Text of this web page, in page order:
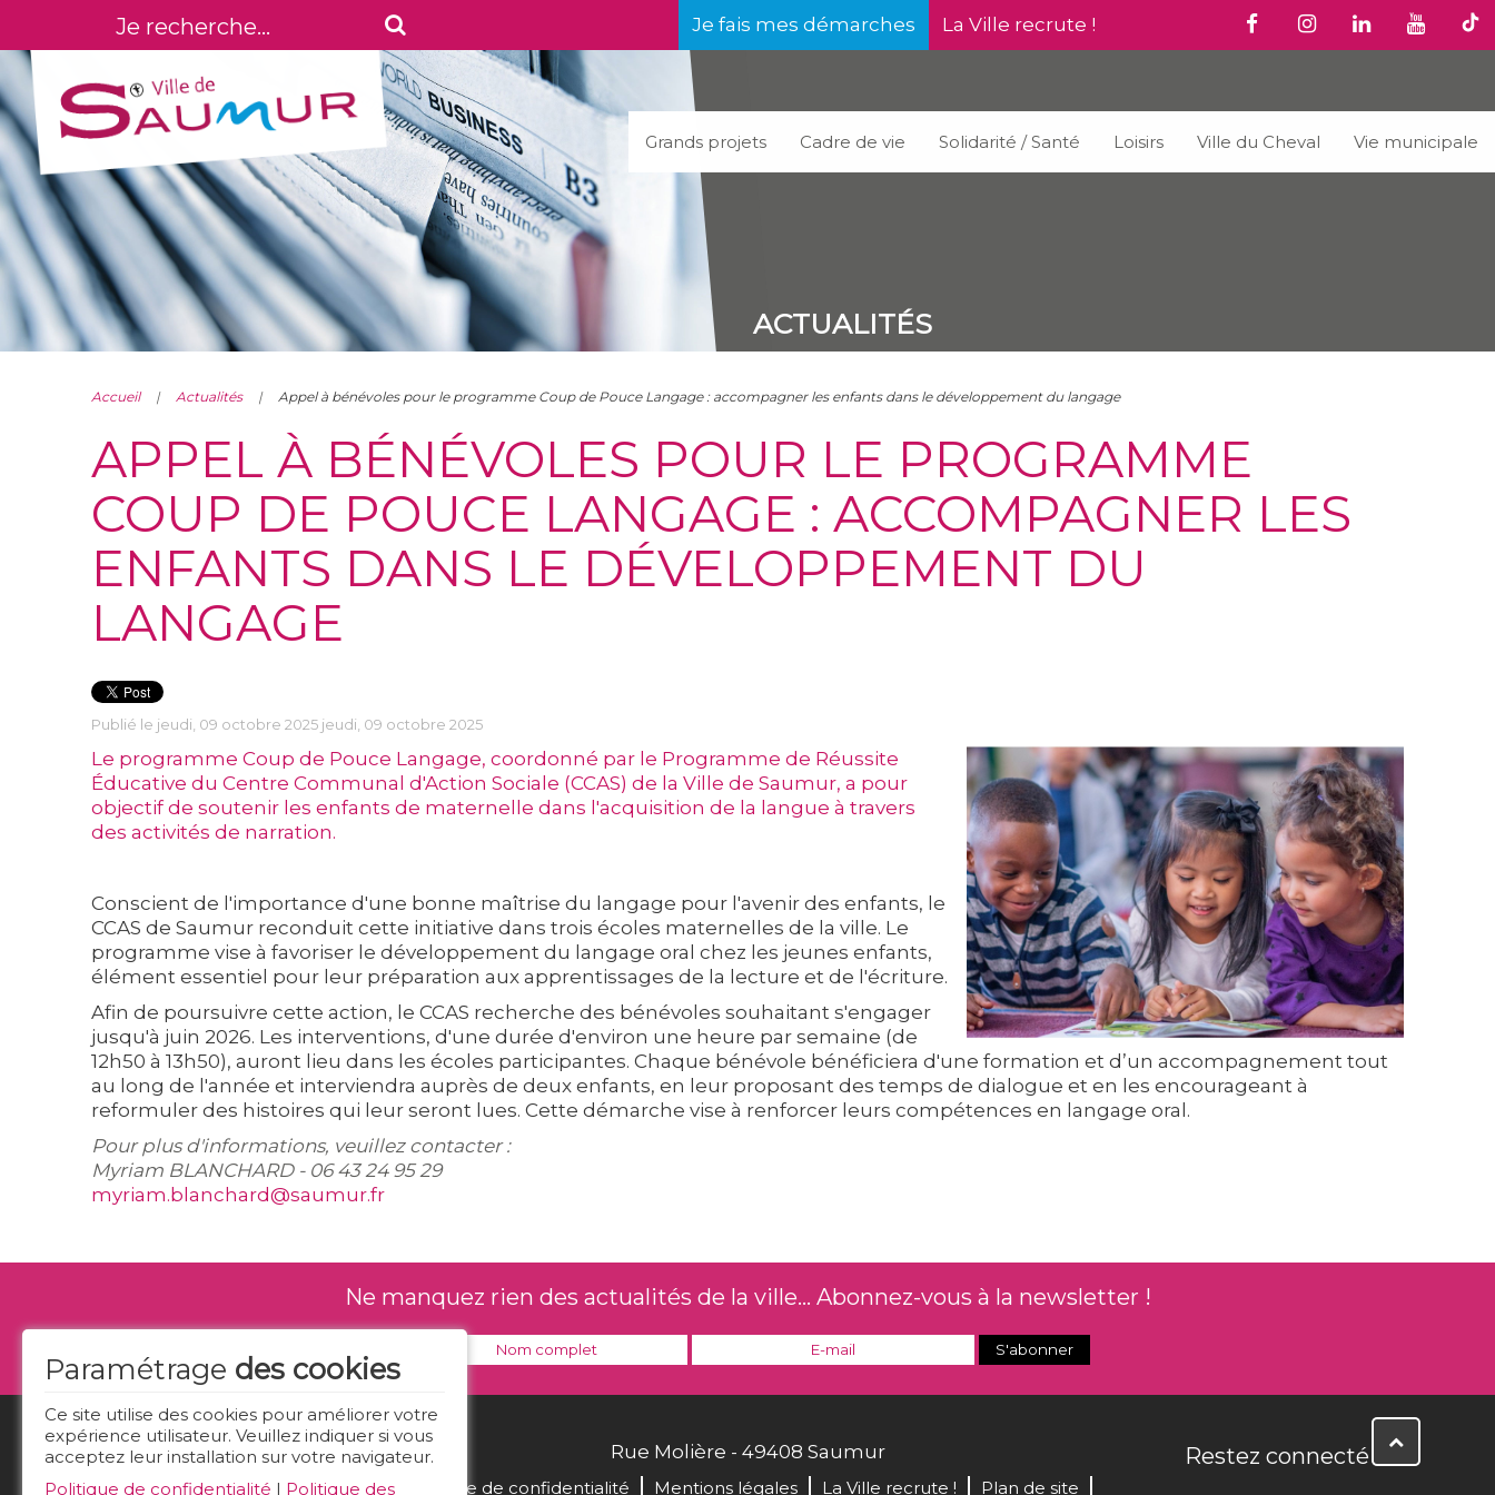
Je fais mes démarches La Ville recrute !
Grands projets Cadre de vie Solidarité / Santé Loisirs Ville du Cheval Vie municipale
ACTUALITÉS
Accueil Actualités Appel à bénévoles pour le programme Coup de Pouce Langage : accompagner les enfants dans le développement du langage
APPEL À BÉNÉVOLES POUR LE PROGRAMME
COUP DE POUCE LANGAGE : ACCOMPAGNER LES
ENFANTS DANS LE DÉVELOPPEMENT DU
LANGAGE
Publié le jeudi, 09 octobre 2025 jeudi, 09 octobre 2025
Le programme Coup de Pouce Langage, coordonné par le Programme de Réussite
Éducative du Centre Communal d'Action Sociale (CCAS) de la Ville de Saumur, a pour
objectif de soutenir les enfants de maternelle dans l'acquisition de la langue à travers
des activités de narration.
Conscient de l'importance d'une bonne maîtrise du langage pour l'avenir des enfants, le
CCAS de Saumur reconduit cette initiative dans trois écoles maternelles de la ville. Le
programme vise à favoriser le développement du langage oral chez les jeunes enfants,
élément essentiel pour leur préparation aux apprentissages de la lecture et de l'écriture.
Afin de poursuivre cette action, le CCAS recherche des bénévoles souhaitant s'engager
jusqu'à juin 2026. Les interventions, d'une durée d'environ une heure par semaine (de
12h50 à 13h50), auront lieu dans les écoles participantes. Chaque bénévole bénéficiera d'une formation et d’un accompagnement tout
au long de l'année et interviendra auprès de deux enfants, en leur proposant des temps de dialogue et en les encourageant à
reformuler des histoires qui leur seront lues. Cette démarche vise à renforcer leurs compétences en langage oral.
Pour plus d'informations, veuillez contacter :
Myriam BLANCHARD - 06 43 24 95 29
myriam.blanchard@saumur.fr
Paramétrage des cookies
Ce site utilise des cookies pour améliorer votre
expérience utilisateur. Veuillez indiquer si vous
acceptez leur installation sur votre navigateur.
Politique de confidentialité | Politique des
Ne manquez rien des actualités de la ville... Abonnez-vous à la newsletter !
Rue Molière - 49408 Saumur
Politique de confidentialité Mentions légales La Ville recrute ! Plan de site
Restez connecté